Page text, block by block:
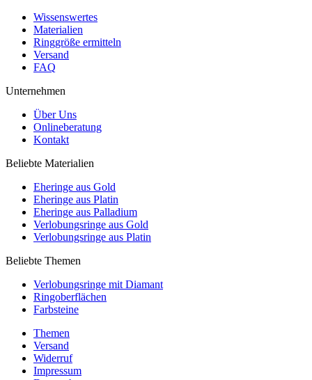
Wissenswertes
Materialien
Ringgröße ermitteln
Versand
FAQ
Unternehmen
Über Uns
Onlineberatung
Kontakt
Beliebte Materialien
Eheringe aus Gold
Eheringe aus Platin
Eheringe aus Palladium
Verlobungsringe aus Gold
Verlobungsringe aus Platin
Beliebte Themen
Verlobungsringe mit Diamant
Ringoberflächen
Farbsteine
Themen
Versand
Widerruf
Impressum